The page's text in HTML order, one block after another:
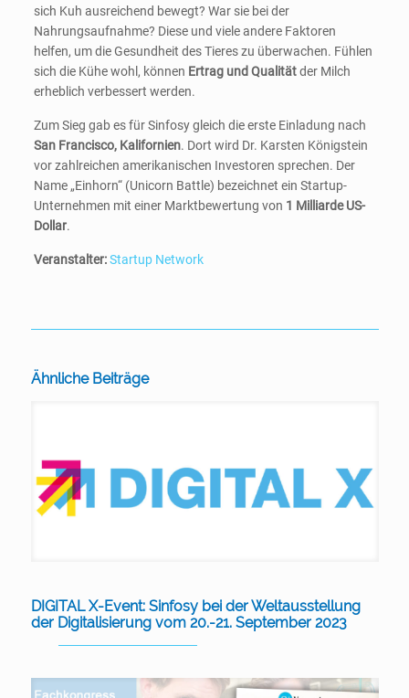
sich Kuh ausreichend bewegt? War sie bei der
Nahrungsaufnahme? Diese und viele andere Faktoren
helfen, um die Gesundheit des Tieres zu überwachen. Fühlen
sich die Kühe wohl, können Ertrag und Qualitätder Milch
erheblich verbessert werden.
Zum Sieg gab es für Sinfosy gleich die erste Einladung nach
San Francisco, Kalifornien. Dort wird Dr. Karsten Königstein
vor zahlreichen amerikanischen Investoren sprechen. Der
Name „Einhorn“ (Unicorn Battle) bezeichnet ein Startup-
Unternehmen mit einer Marktbewertung von 1 Milliarde US-
Dollar.
Veranstalter: Startup Network
Ähnliche Beiträge
DIGITAL X-Event: Sinfosy bei der Weltausstellung
der Digitalisierung vom 20.-21. September 2023